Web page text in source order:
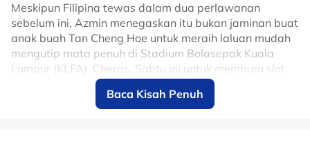
Meskipun Filipina tewas dalam dua perlawanan
sebelum ini, Azmin menegaskan itu bukan jaminan buat
anak buah Tan Cheng Hoe untuk meraih laluan mudah
mengutip mata penuh di Stadium Bolasepak Kuala
Lumpur (KLFA), Cheras, Sabtu ini untuk memburu slot
ke separuh akhir.
Azmin percaya di sebalik ketiadaan dua tonggak
Baca Kisah Penuh